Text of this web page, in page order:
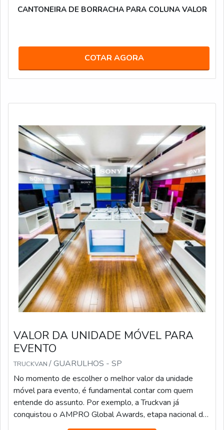
CANTONEIRA DE BORRACHA PARA COLUNA VALOR
COTAR AGORA
VALOR DA UNIDADE MÓVEL PARA
EVENTO
TRUCKVAN / GUARULHOS - SP
No momento de escolher o melhor valor da unidade
móvel para evento, é fundamental contar com quem
entende do assunto. Por exemplo, a Truckvan já
conquistou o AMPRO Global Awards, etapa nacional da
maior premiação de Live Marketing do mundo, na